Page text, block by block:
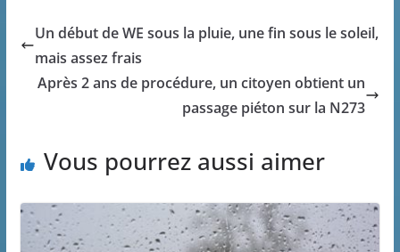
Un début de WE sous la pluie, une fin sous le soleil,
mais assez frais
Après 2 ans de procédure, un citoyen obtient un
passage piéton sur la N273
Vous pourrez aussi aimer